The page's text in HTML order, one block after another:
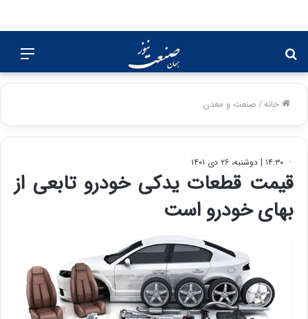
برای
خانه/صنعت و معدن
۱۴:۳۰ | دوشنبه، ۲۶ دی ۱۴۰۱
قیمت قطعات یدکی خودرو تابعی از
بهای خودرو است